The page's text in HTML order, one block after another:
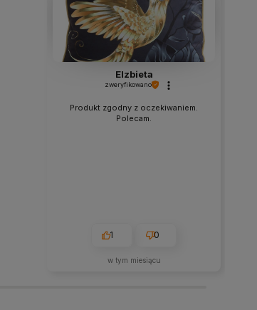
Elzbieta
zweryfikowano
Produkt zgodny z oczekiwaniem.
Polecam.
1 0
w tym miesiącu